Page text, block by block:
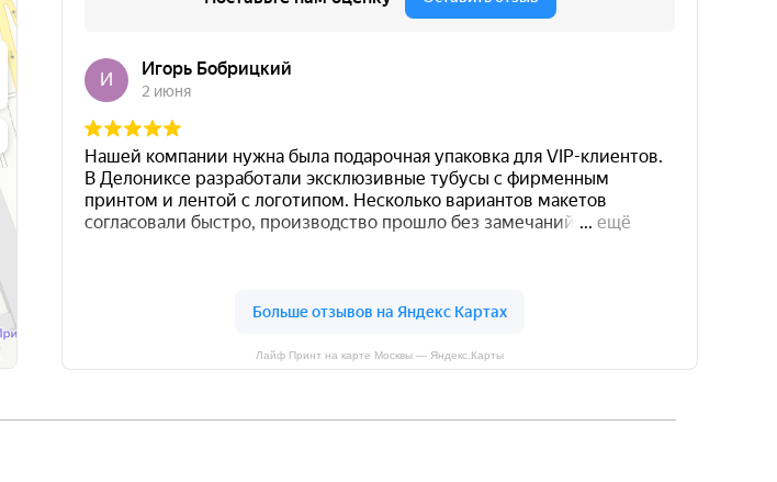
Лайф Принт на карте Москвы — Яндекс.Карты